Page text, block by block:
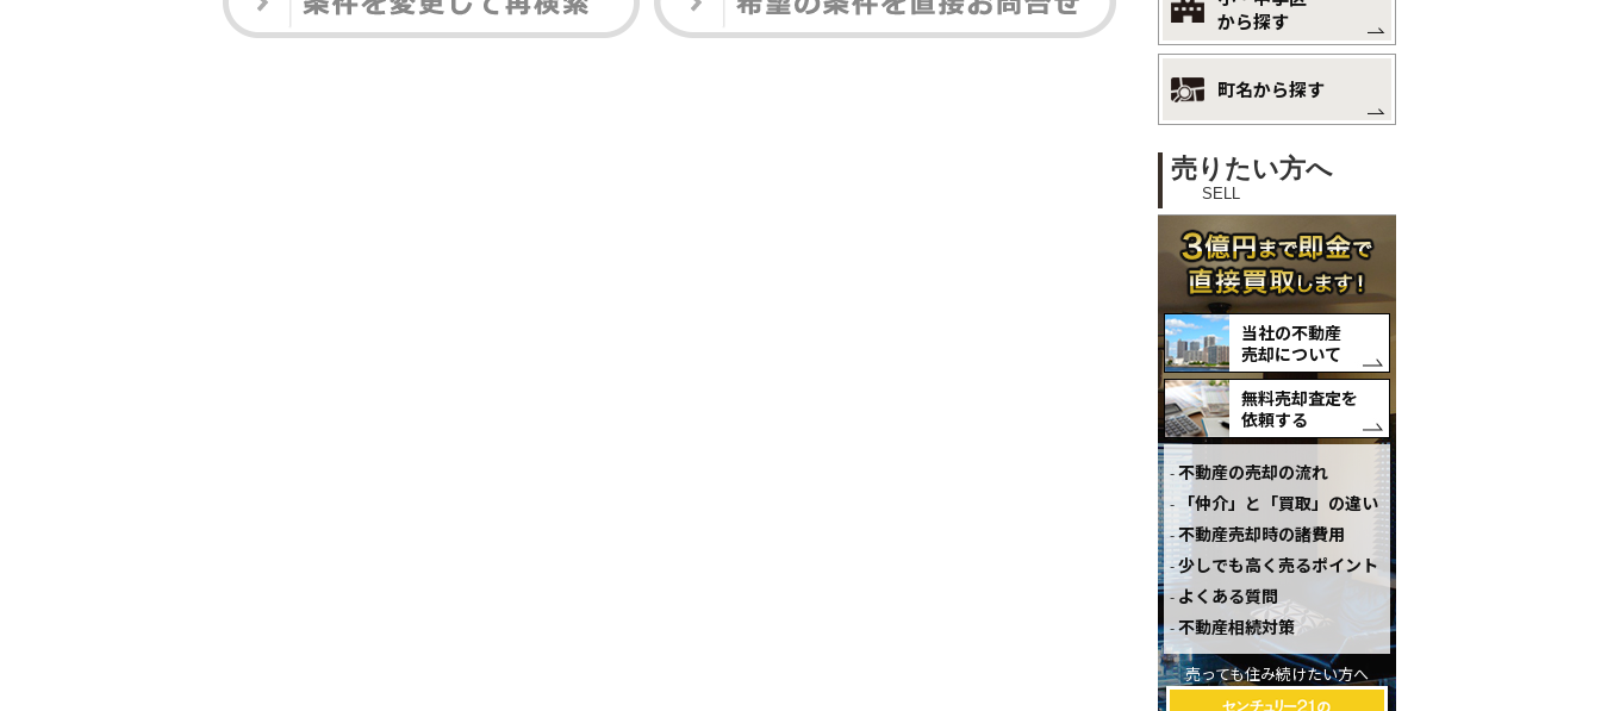
から探す
町名から探す
売りたい方へ
SELL
当社の不動産
売却について
無料売却査定を
依頼する
不動産の売却の流れ
「仲介」と「買取」の違い
不動産売却時の諸費用
少しでも高く売るポイント
よくある質問
不動産相続対策
売っても住み続けたい方へ